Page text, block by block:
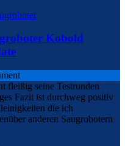
Kobold
fleißig seine Testrunden
Fazit ist durchweg positiv
die ich
anderen Saugrobotern